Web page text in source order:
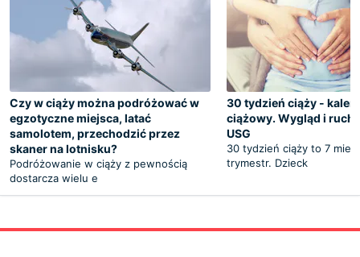
Czy w ciąży można podróżować w
egzotyczne miejsca, latać
samolotem, przechodzić przez
skaner na lotnisku?
Podróżowanie w ciąży z pewnością
dostarcza wielu e
30 tydzień ciąży -
ciążowy. Wygląd i
USG
30 tydzień ciąży to 7
trymestr. Dzieck